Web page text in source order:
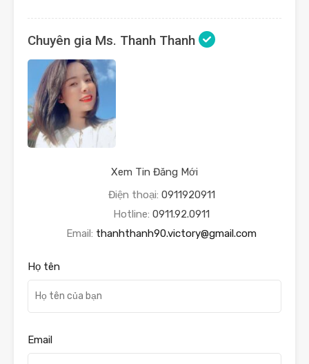
Chuyên gia Ms. Thanh Thanh
Xem Tin Đăng Mới
Điện thoại: 0911920911
Hotline: 0911.92.0911
Email: thanhthanh90.victory@gmail.com
Họ tên
Email